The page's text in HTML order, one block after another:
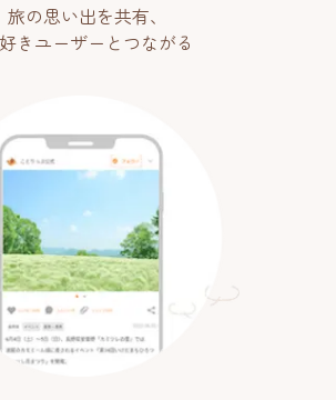
旅の思い出を共有、
きユーザーとつながる